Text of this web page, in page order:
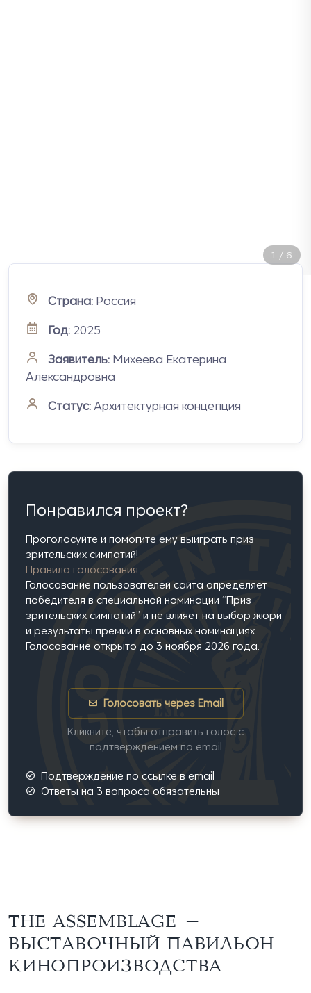
2 / 6
Страна: Россия
Год: 2025
Заявитель: Михеева Екатерина
Александровна
Статус: Архитектурная концепция
Понравился проект?
Проголосуйте и помогите ему выиграть приз
зрительских симпатий!
Правила голосования
Голосование пользователей сайта определяет
победителя в специальной номинации “Приз
зрительских симпатий” и не влияет на выбор жюри
и результаты премии в основных номинациях.
Голосование открыто до 3 ноября 2026 года.
Голосовать через Email
Кликните, чтобы отправить голос с
подтверждением по email
Подтверждение по ссылке в email
Ответы на 3 вопроса обязательны
THE ASSEMBLAGE -
ВЫСТАВОЧНЫЙ ПАВИЛЬОН
КИНОПРОИЗВОДСТВА